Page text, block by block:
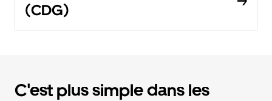
(CDG)
C'est plus simple dans les